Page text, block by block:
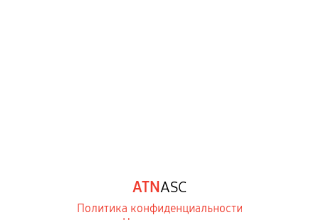
ATNASC
Политика конфиденциальности